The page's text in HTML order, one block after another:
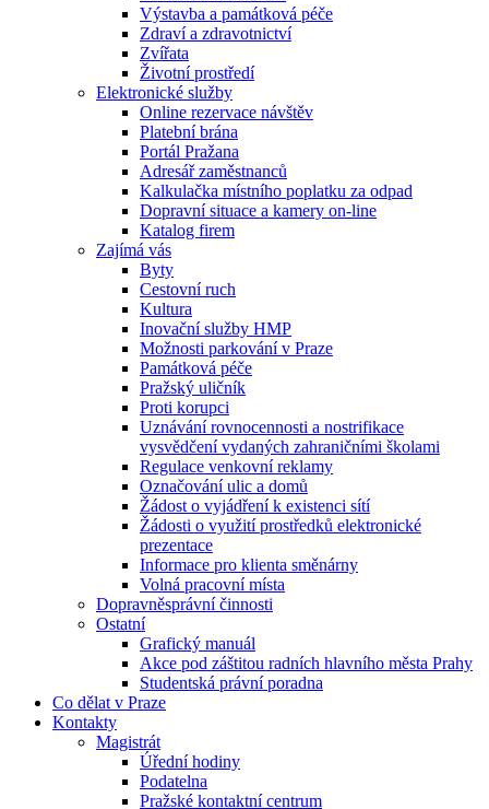
Výstavba a památková péče
Zdraví a zdravotnictví
Zvířata
Životní prostředí
Elektronické služby
Online rezervace návštěv
Platební brána
Portál Pražana
Adresář zaměstnanců
Kalkulačka místního poplatku za odpad
Dopravní situace a kamery on-line
Katalog firem
Zajímá vás
Byty
Cestovní ruch
Kultura
Inovační služby HMP
Možnosti parkování v Praze
Památková péče
Pražský uličník
Proti korupci
Uznávání rovnocennosti a nostrifikace
vysvědčení vydaných zahraničními školami
Regulace venkovní reklamy
Označování ulic a domů
Žádost o vyjádření k existenci sítí
Žádosti o využití prostředků elektronické
prezentace
Informace pro klienta směnárny
Volná pracovní místa
Dopravněsprávní činnosti
Ostatní
Grafický manuál
Akce pod záštitou radních hlavního města Prahy
Studentská právní poradna
Co dělat v Praze
Kontakty
Magistrát
Úřední hodiny
Podatelna
Pražské kontaktní centrum